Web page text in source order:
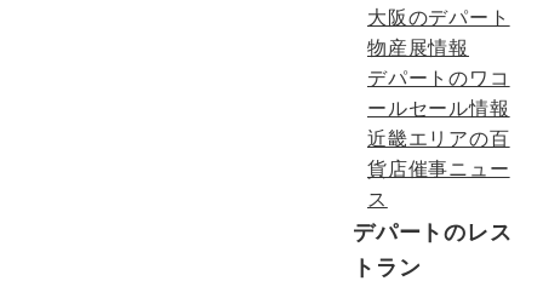
大阪のデパート
物産展情報
デパートのワコ
ールセール情報
近畿エリアの百
貨店催事ニュー
ス
デパートのレス
トラン